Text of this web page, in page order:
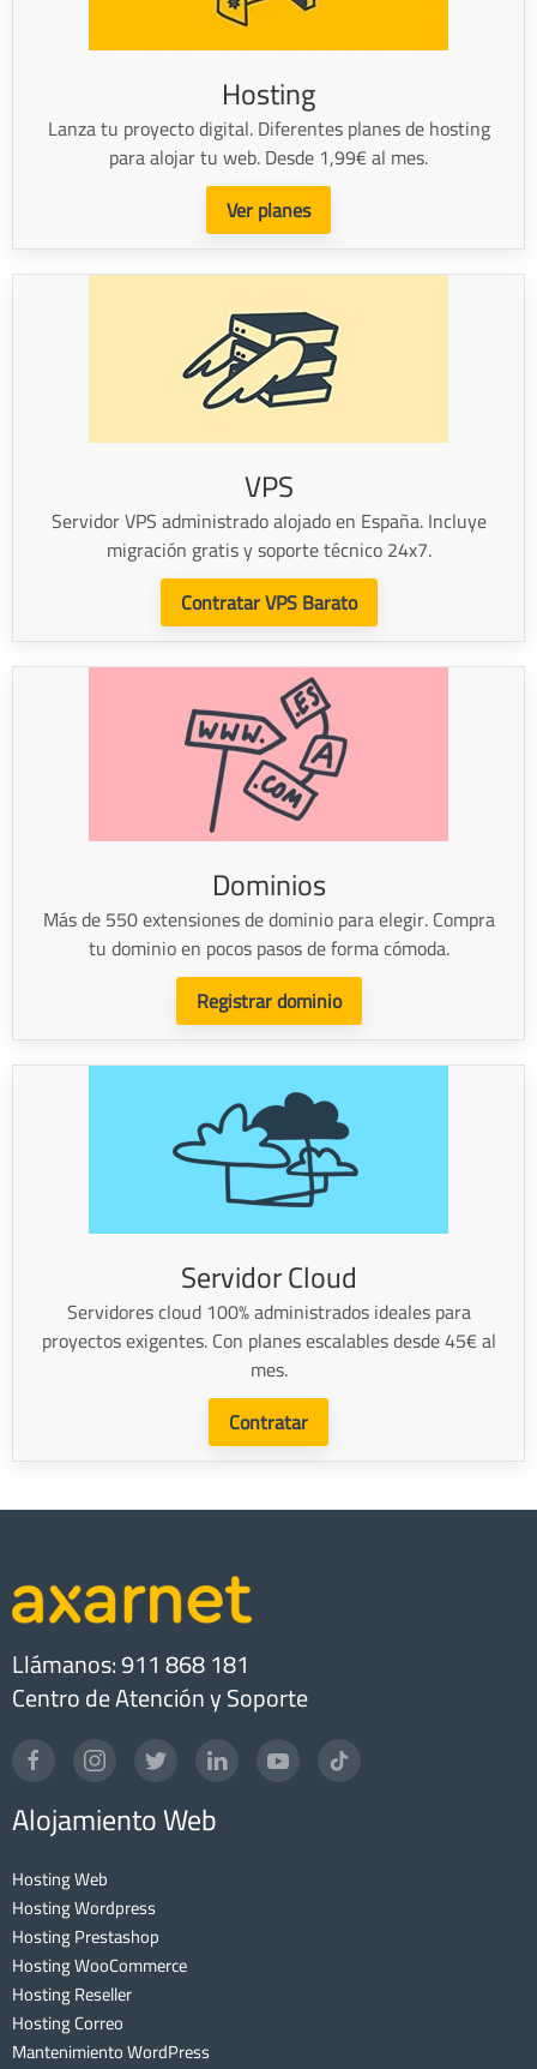
Hosting
Lanza tu proyecto digital. Diferentes planes de hosting
para alojar tu web. Desde 1,99€ al mes.
Ver planes
VPS
Servidor VPS administrado alojado en España. Incluye
migración gratis y soporte técnico 24x7.
Contratar VPS Barato
Dominios
Más de 550 extensiones de dominio para elegir. Compra
tu dominio en pocos pasos de forma cómoda.
Registrar dominio
Servidor Cloud
Servidores cloud 100% administrados ideales para
proyectos exigentes. Con planes escalables desde 45€ al
mes.
Contratar
Llámanos: 911 868 181
Centro de Atención y Soporte
Alojamiento Web
Hosting Web
Hosting Wordpress
Hosting Prestashop
Hosting WooCommerce
Hosting Reseller
Hosting Correo
Mantenimiento WordPress